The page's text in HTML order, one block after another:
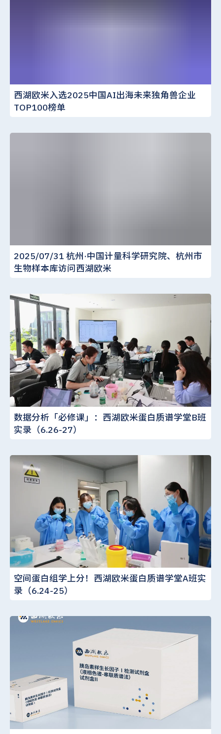
西湖欧米入选2025中国AI出海未来独角兽企业
TOP100榜单
2025/07/31 杭州·中国计量科学研究院、杭州市
生物样本库访问西湖欧米
数据分析「必修课」：西湖欧米蛋白质谱学堂B班
实录（6.26-27）
空间蛋白组学上分！西湖欧米蛋白质谱学堂A班实
录（6.24-25）